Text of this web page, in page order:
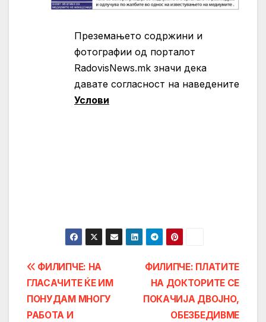
Преземањето содржини и
фотографии од порталот
RadovisNews.mk значи дека
давате согласност на нaведените
Услови
Post
navigation
ФИЛИПЧЕ: ПЛАТИТЕ
НА ДОКТОРИТЕ СЕ
ПОКАЧИЈА ДВОЈНО,
ОБЕЗБЕДИВМЕ
ФИЛИПЧЕ: НА
ГЛАСАЧИТЕ ЌЕ ИМ
ПОНУДАМ МНОГУ
РАБОТА И